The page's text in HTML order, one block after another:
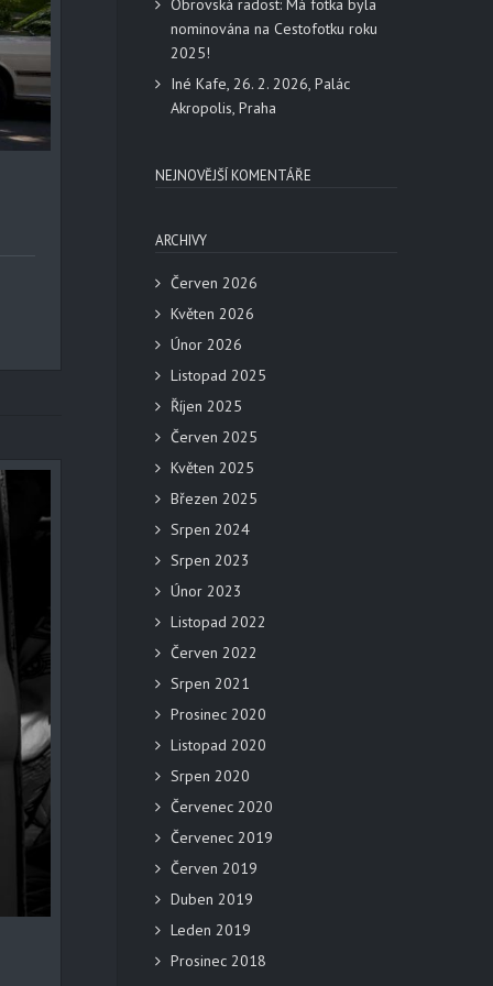
Obrovská radost: Má fotka byla
nominována na Cestofotku roku
2025!
Iné Kafe, 26. 2. 2026, Palác
Akropolis, Praha
NEJNOVĚJŠÍ KOMENTÁŘE
ARCHIVY
Červen 2026
Květen 2026
Únor 2026
Listopad 2025
Říjen 2025
Červen 2025
Květen 2025
Březen 2025
Srpen 2024
Srpen 2023
Únor 2023
Listopad 2022
Červen 2022
Srpen 2021
Prosinec 2020
Listopad 2020
Srpen 2020
Červenec 2020
Červenec 2019
Červen 2019
Duben 2019
Leden 2019
Prosinec 2018